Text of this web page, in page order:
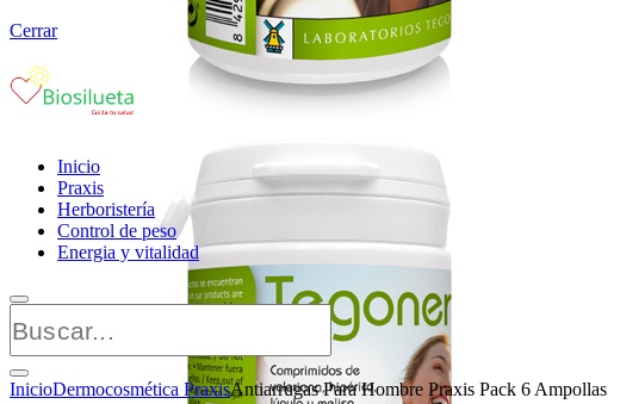
Cerrar
Inicio
Praxis
Herboristería
Control de peso
Energia y vitalidad
InicioDermocosmética PraxisAntiarrugas Para Hombre Praxis Pack 6 Ampollas